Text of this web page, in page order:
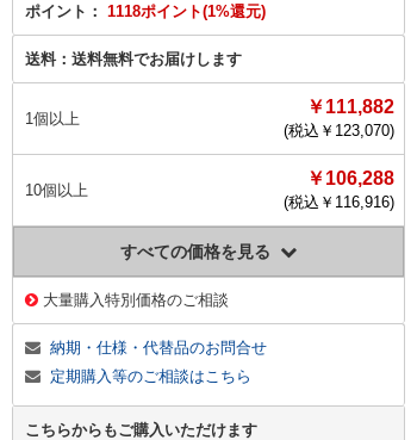
ポイント： 1118ポイント(1%還元)
送料： 送料無料でお届けします
1個以上
￥111,882
(税込￥ 123,070)
10個以上
￥106,288
(税込￥ 116,916)
すべての価格を見る
大量購入特別価格のご相談
納期・仕様・代替品のお問合せ
定期購入等のご相談はこちら
こちらからもご購入いただけます